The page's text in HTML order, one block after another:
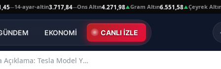
ayar-altin3.717,84—Ons Altın4.271,98▲Gram Altın6.551,58▲Çeyrek Altın
EKONOMİ CANLI İZLE
Elon Musk'tan Bomba Açıklama: Tesla Model Y'ler Artık Şoförsüz Geziyor, Robotaksiler Yolda!